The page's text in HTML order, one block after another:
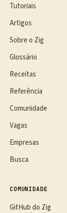
Tutoriais
Artigos
Sobre o Zig
Glossário
Receitas
Referência
Comunidade
Vagas
Empresas
Busca
COMUNIDADE
GitHub do Zig